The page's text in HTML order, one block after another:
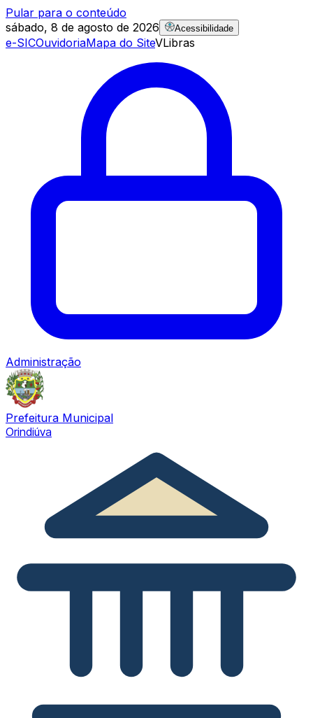
Pular para o conteúdo
sábado, 8 de agosto de 2026
Acessibilidade
e-SICOuvidoriaMapa do SiteVLibras
Administração
Prefeitura Municipal
Orindiúva